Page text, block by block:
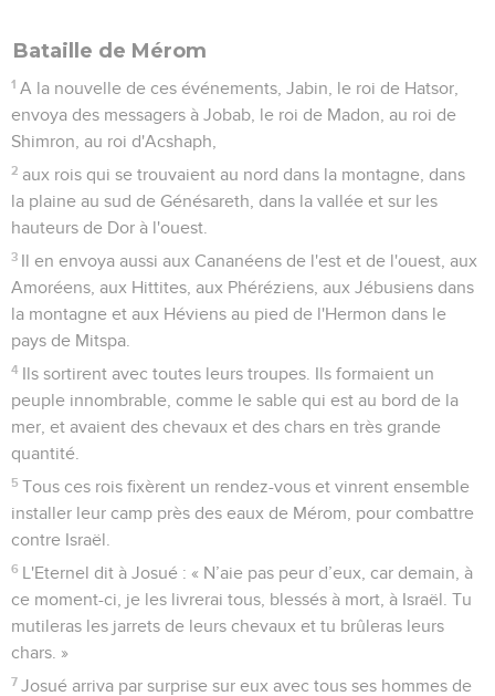
Bataille de Mérom
1 A la nouvelle de ces événements, Jabin, le roi de Hatsor,
envoya des messagers à Jobab, le roi de Madon, au roi de
Shimron, au roi d'Acshaph,
2 aux rois qui se trouvaient au nord dans la montagne, dans
la plaine au sud de Génésareth, dans la vallée et sur les
hauteurs de Dor à l'ouest.
3 Il en envoya aussi aux Cananéens de l'est et de l'ouest, aux
Amoréens, aux Hittites, aux Phéréziens, aux Jébusiens dans
la montagne et aux Héviens au pied de l'Hermon dans le
pays de Mitspa.
4 Ils sortirent avec toutes leurs troupes. Ils formaient un
peuple innombrable, comme le sable qui est au bord de la
mer, et avaient des chevaux et des chars en très grande
quantité.
5 Tous ces rois fixèrent un rendez-vous et vinrent ensemble
installer leur camp près des eaux de Mérom, pour combattre
contre Israël.
6 L'Eternel dit à Josué : « N’aie pas peur d’eux, car demain, à
ce moment-ci, je les livrerai tous, blessés à mort, à Israël. Tu
mutileras les jarrets de leurs chevaux et tu brûleras leurs
chars. »
7 Josué arriva par surprise sur eux avec tous ses hommes de